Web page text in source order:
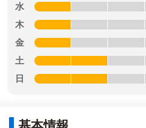
水
木
金
土
日